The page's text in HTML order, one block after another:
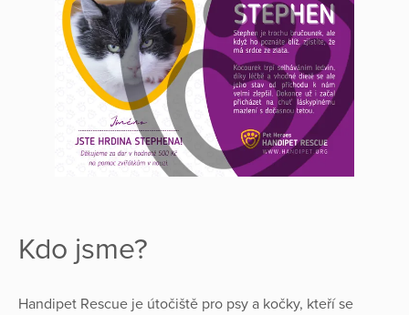
Kdo jsme?
Handipet Rescue je útočiště pro psy a kočky, kteří se